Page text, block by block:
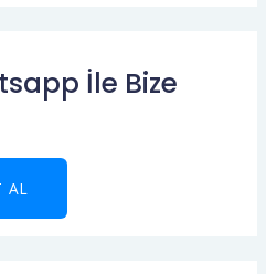
İle Bize
AL